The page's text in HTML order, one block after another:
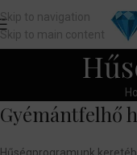
Skip to navigation
Skip to main content
Gyémántfelhő